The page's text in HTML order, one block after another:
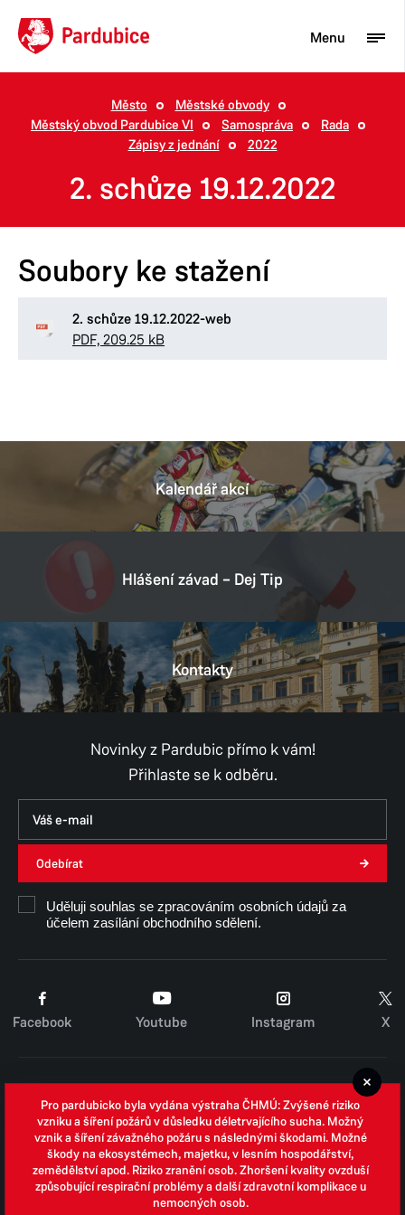
Turista
Občan
Město
Město
Městské obvody
Městský obvod Pardubice VI
Samospráva
Rada
Zápisy z jednání
2022
2. schůze 19.12.2022
Soubory ke stažení
2. schůze 19.12.2022-web
PDF, 209.25 kB
Kalendář akcí
Hlášení závad – Dej Tip
Kontakty
Novinky z Pardubic přímo k vám!
Přihlaste se k odběru.
Odebírat
Uděluji souhlas se zpracováním osobních údajů za
účelem zasílání obchodního sdělení.
Facebook Youtube Instagram X
Zpracování osobních údajů
Whistleblowing
Open data
Povinně zveřejňované informace
Pro pardubicko byla vydána výstraha ČHMÚ: Zvýšené riziko
vzniku a šíření požárů v důsledku déletrvajícího sucha. Možný
vznik a šíření závažného požáru s následnými škodami. Možné
škody na ekosystémech, majetku, v lesním hospodářství,
zemědělství apod. Riziko zranění osob. Zhoršení kvality ovzduší
způsobující respirační problémy a další zdravotní komplikace u
nemocných osob.
Menu